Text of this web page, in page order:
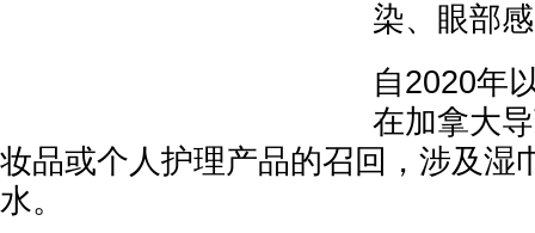
染、眼部
自2020年
在加拿大
妆品或个人护理产品的召回，涉及湿
水。